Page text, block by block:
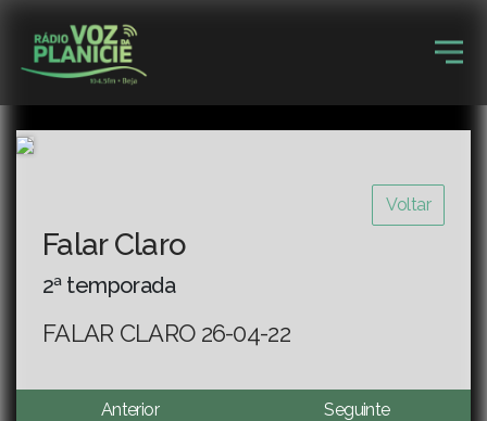
Voltar
Falar Claro
2ª temporada
FALAR CLARO 26-04-22
Anterior Seguinte